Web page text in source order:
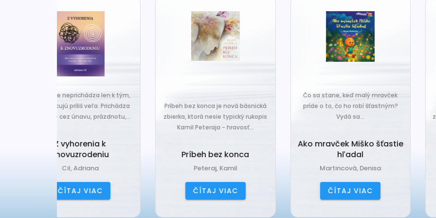
Príbeh bez konca je nová básnická
zbierka, ktorá nesie typický rukopis
Príbeh bez konca
ČÍTAJ VIAC
Čo sa stane, keď malý mravček
príde o to, čo ho robí šťastným?
Vydá sa...
Ako mravček Miško šťastie
hľadal
Martincová, Denisa
ČÍTAJ VIAC
Čo sa stane, keď sa do tichej
zákutiny škriatkov prisťahuje
Jančová, Katarína
ČÍTAJ VIAC